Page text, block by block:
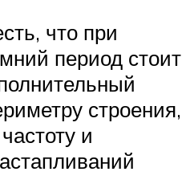
что при
период стоит
строения,
и